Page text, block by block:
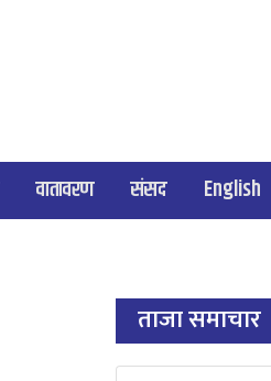
वातावरण संसद English
ताजा समाचार